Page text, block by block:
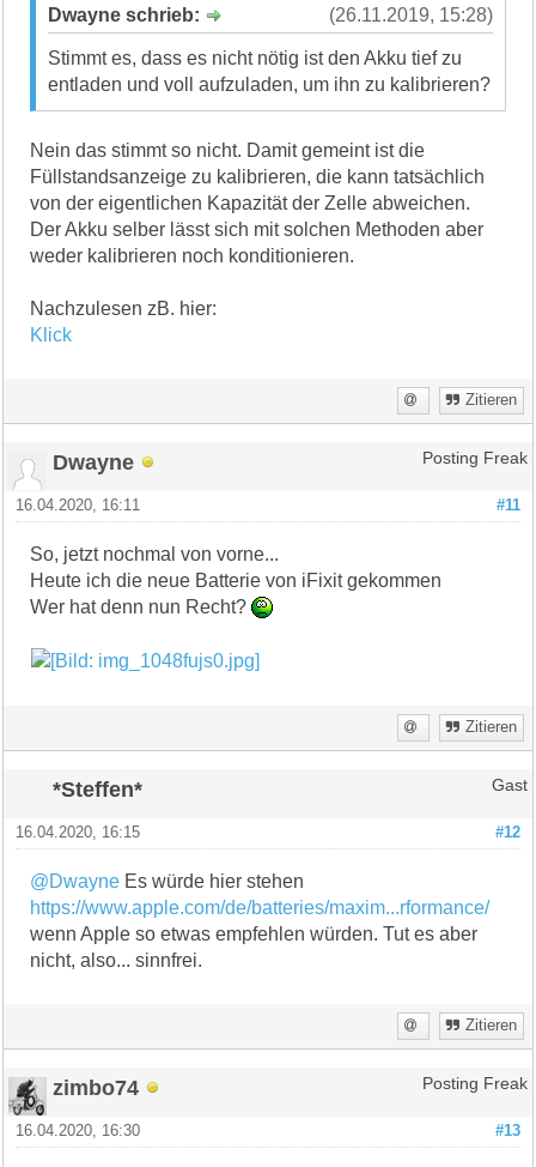
(26.11.2019, 15:28)
Dwayne schrieb:
Stimmt es, dass es nicht nötig ist den Akku tief zu
entladen und voll aufzuladen, um ihn zu kalibrieren?
Nein das stimmt so nicht. Damit gemeint ist die
Füllstandsanzeige zu kalibrieren, die kann tatsächlich
von der eigentlichen Kapazität der Zelle abweichen.
Der Akku selber lässt sich mit solchen Methoden aber
weder kalibrieren noch konditionieren.
Nachzulesen zB. hier:
Klick
Zitieren
Dwayne Posting Freak
#11
16.04.2020, 16:11
So, jetzt nochmal von vorne...
Heute ich die neue Batterie von iFixit gekommen
Wer hat denn nun Recht?
Zitieren
*Steffen* Gast
#12
16.04.2020, 16:15
@Dwayne Es würde hier stehen
https://www.apple.com/de/batteries/maxim...rformance/
wenn Apple so etwas empfehlen würden. Tut es aber
nicht, also... sinnfrei.
Zitieren
zimbo74 Posting Freak
#13
16.04.2020, 16:30